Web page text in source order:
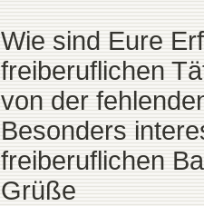
Wie sind Eure
freiberuflichen
von der
Besonders
freiberuflichen
Grüße